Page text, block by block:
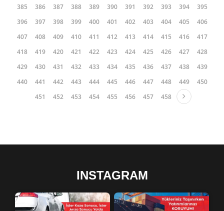
385
386 387 388 389 390 391 392 393 394
395
396
397 398 399 400 401 402 403 404 405
406
407
408 409 410 411 412 413 414 415 416
417
418
419 420 421 422 423 424 425 426 427
428
429
430 431 432 433 434 435 436 437 438
439
440
441 442 443 444 445 446 447 448 449
450
451
452 453 454 455 456 457 458
INSTAGRAM